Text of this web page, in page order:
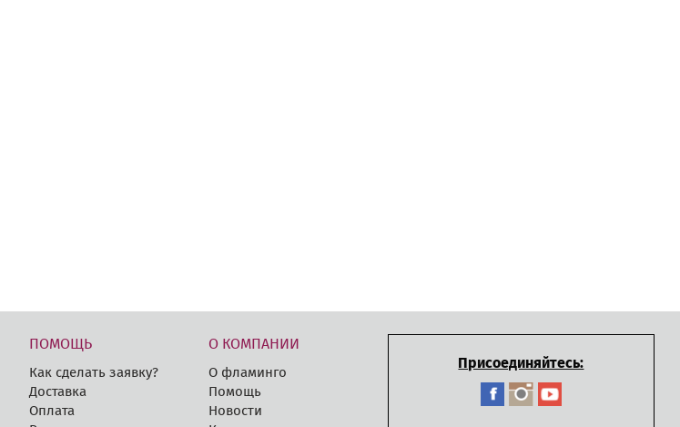
ПОМОЩЬ
Как сделать заявку?
Доставка
Оплата
О КОМПАНИИ
О фламинго
Помощь
Новости
Присоединяйтесь: